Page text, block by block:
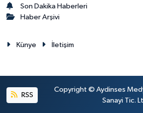
Son Dakika Haberleri
Haber Arşivi
Künye İletişim
RSS
Copyright © Aydinses
Sanayi Tic.